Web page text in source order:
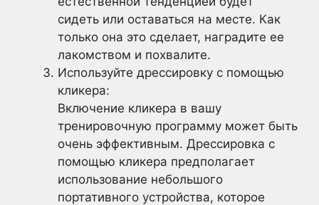
сидеть или оставаться на месте. Как
только она это сделает, наградите ее
лакомством и похвалите.
Используйте дрессировку с помощью
кликера:
Включение кликера в вашу
тренировочную программу может быть
очень эффективным. Дрессировка с
помощью кликера предполагает
использование небольшого
портативного устройства, которое